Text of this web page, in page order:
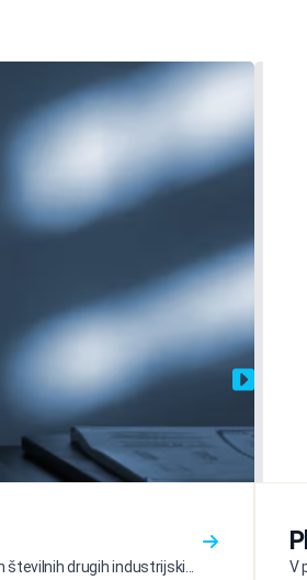
številnih drugih industrijski... V